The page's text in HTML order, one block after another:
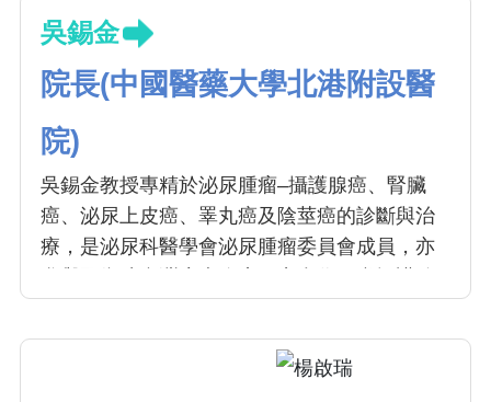
吳錫金
院長(中國醫藥大學北港附設醫
院)
吳錫金教授專精於泌尿腫瘤–攝護腺癌、腎臟
癌、泌尿上皮癌、睪丸癌及陰莖癌的診斷與治
療，是泌尿科醫學會泌尿腫瘤委員會成員，亦
州大學爾灣分校附設醫院及佛羅里達州
Celebration 醫院進修機器手臂手術；亦專精於